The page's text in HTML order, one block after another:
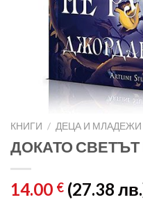
КНИГИ / ДЕЦА И МЛАДЕЖИ
ДОКАТО СВЕТЪТ
14.00 € (27.38